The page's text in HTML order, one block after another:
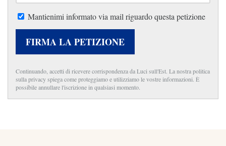
Mantienimi informato via mail riguardo questa petizione
FIRMA LA PETIZIONE
Continuando, accetti di ricevere corrispondenza da Luci sull'Est. La nostra politica
sulla privacy spiega come proteggiamo e utilizziamo le vostre informazioni. È
possibile annullare l'iscrizione in qualsiasi momento.